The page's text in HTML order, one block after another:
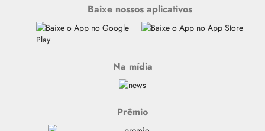
Baixe nossos aplicativos
Na mídia
Prêmio